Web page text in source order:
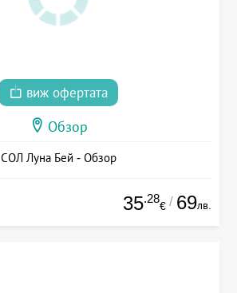
виж офертата
Обзор
СОЛ Луна Бей - Обзор
35.28
€ / 69лв.